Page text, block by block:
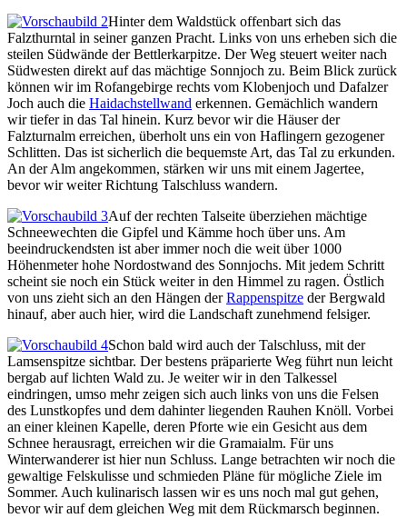
Hinter dem Waldstück offenbart sich das
Falzthurntal in seiner ganzen Pracht. Links von uns erheben sich die
steilen Südwände der Bettlerkarpitze. Der Weg steuert weiter nach
Südwesten direkt auf das mächtige Sonnjoch zu. Beim Blick zurück
können wir im Rofangebirge rechts vom Klobenjoch und Dafalzer
Joch auch die Haidachstellwand erkennen. Gemächlich wandern
wir tiefer in das Tal hinein. Kurz bevor wir die Häuser der
Falzturnalm erreichen, überholt uns ein von Haflingern gezogener
Schlitten. Das ist sicherlich die bequemste Art, das Tal zu erkunden.
An der Alm angekommen, stärken wir uns mit einem Jagertee,
bevor wir weiter Richtung Talschluss wandern.
Auf der rechten Talseite überziehen mächtige
Schneewechten die Gipfel und Kämme hoch über uns. Am
beeindruckendsten ist aber immer noch die weit über 1000
Höhenmeter hohe Nordostwand des Sonnjochs. Mit jedem Schritt
scheint sie noch ein Stück weiter in den Himmel zu ragen. Östlich
von uns zieht sich an den Hängen derRappenspitze der Bergwald
hinauf, aber auch hier, wird die Landschaft zunehmend felsiger.
Schon bald wird auch der Talschluss, mit der
Lamsenspitze sichtbar. Der bestens präparierte Weg führt nun leicht
bergab auf lichten Wald zu. Je weiter wir in den Talkessel
eindringen, umso mehr zeigen sich auch links von uns die Felsen
des Lunstkopfes und dem dahinter liegenden Rauhen Knöll. Vorbei
an einer kleinen Kapelle, deren Pforte wie ein Gesicht aus dem
Schnee herausragt, erreichen wir die Gramaialm. Für uns
Winterwanderer ist hier nun Schluss. Lange betrachten wir noch die
gewaltige Felskulisse und schmieden Pläne für mögliche Ziele im
Sommer. Auch kulinarisch lassen wir es uns noch mal gut gehen,
bevor wir auf dem gleichen Weg mit dem Rückmarsch beginnen.